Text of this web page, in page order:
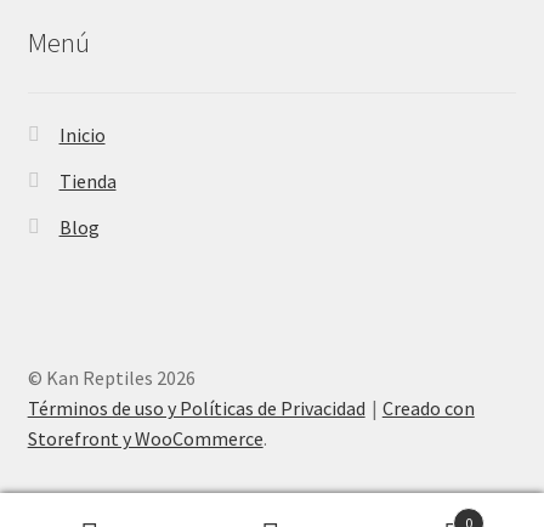
Menú
Inicio
Tienda
Blog
© Kan Reptiles 2026
Términos de uso y Políticas de Privacidad
Creado con
Storefront y WooCommerce.
0